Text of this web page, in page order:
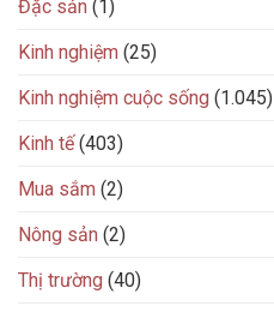
Đặc sản (1)
Kinh nghiệm (25)
Kinh nghiệm cuộc sống (1.045)
Kinh tế(403)
Mua sắm (2)
Nông sản (2)
Thị trường (40)